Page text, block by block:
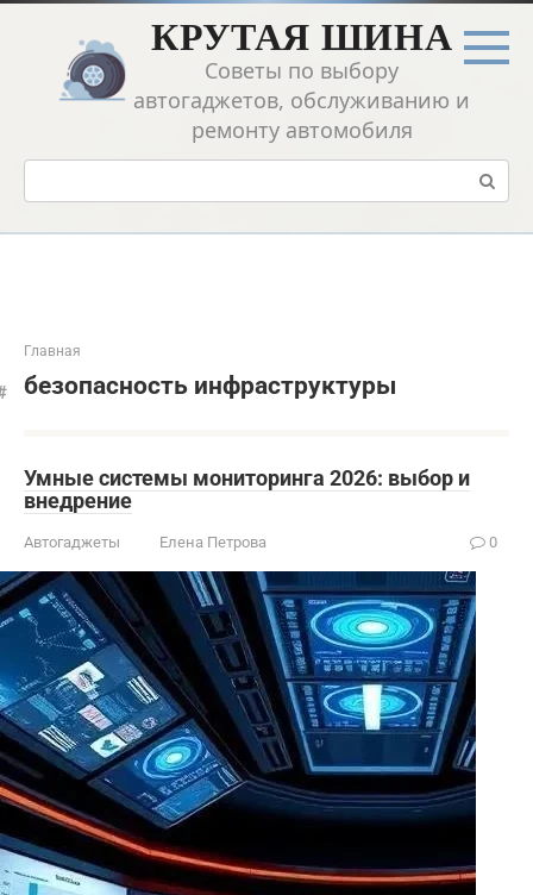
Перейти
контенту
КРУТАЯ ШИНА
Советы по выбору
автогаджетов, обслуживанию и
ремонту автомобиля
Поиск:
Главная
безопасность инфраструктуры
Умные системы мониторинга 2026: выбор и
внедрение
Автогаджеты Елена Петрова 0